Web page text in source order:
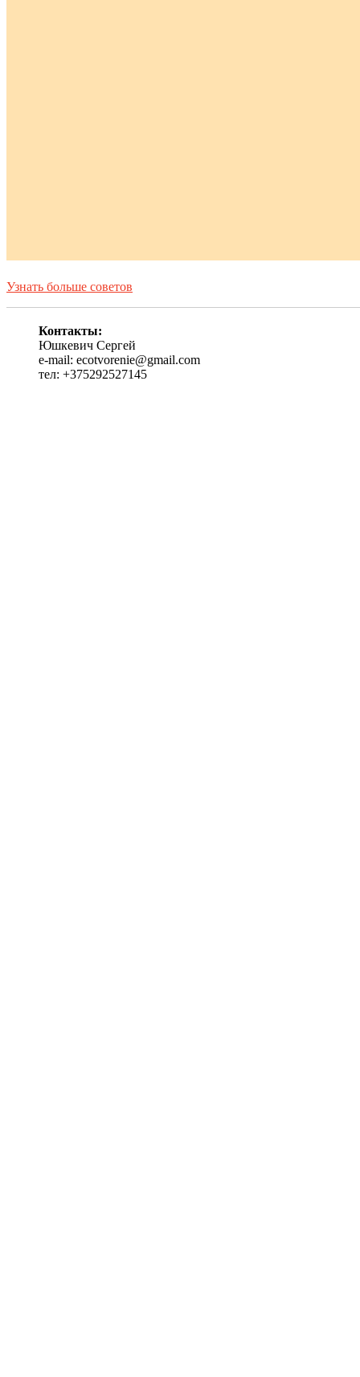
Узнать больше советов
Контакты:
Юшкевич Сергей
e-mail: ecotvorenie@gmail.com
тел: +375292527145